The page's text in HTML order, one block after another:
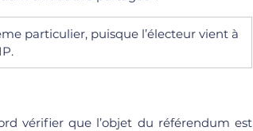
particulier, puisque l’électeur vient à
vérifier que l’objet du référendum est